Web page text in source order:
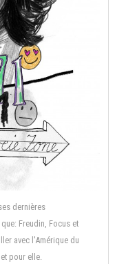
dernières
Freudin, Focus et
avec l'Amérique du
pour elle.